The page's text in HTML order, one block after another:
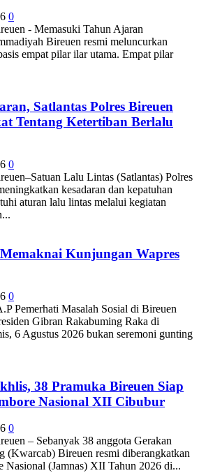
0
- Memasuki Tahun Ajaran
Bireuen resmi meluncurkan
empat pilar ilar utama. Empat pilar
Satlantas Polres Bireuen
Tentang Ketertiban Berlalu
0
Lalu Lintas (Satlantas) Polres
kesadaran dan kepatuhan
aturan lalu lintas melalui kegiatan
Kunjungan Wapres
0
Pemerhati Masalah Sosial di Bireuen
Gibran Rakabuming Raka di
6 Agustus 2026 bukan seremoni gunting
38 Pramuka Bireuen Siap
Nasional XII Cibubur
0
– Sebanyak 38 anggota Gerakan
(Kwarcab) Bireuen resmi diberangkatkan
Nasional (Jamnas) XII Tahun 2026 di...